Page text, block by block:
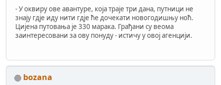
- У оквиру ове авантуре, која траје три дана, путници не
знају гдје иду нити гдје ће дочекати новогодишњу ноћ.
Цијена путовања је 330 марака. Грађани су веома
заинтересовани за ову понуду - истичу у овој агенцији.
bozana